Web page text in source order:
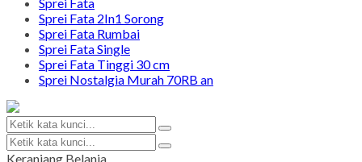
Sprei Fata 2In1 Sorong
Sprei Fata Rumbai
Sprei Fata Single
Sprei Fata Tinggi 30 cm
Sprei Nostalgia Murah 70RB an
Keranjang Belanja